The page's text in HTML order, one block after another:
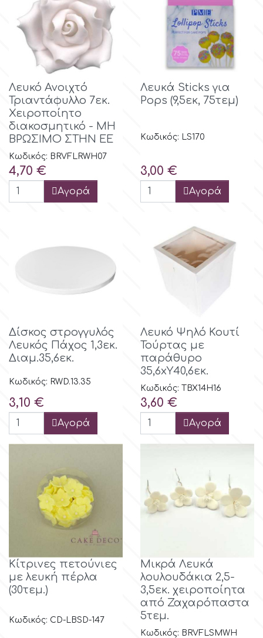
Magic Colours
Manetti
Martellato
Marvelous Molds
o
Olympus Fields
Pavoni
Petal Crafts
PME Cake
Rainbow Dust
Rosie Rose
Λευκό Ανοιχτό
Τριαντάφυλλο 7εκ.
Χειροποίητο
διακοσμητικό - ΜΗ
ΒΡΩΣΙΜΟ ΣΤΗΝ ΕΕ
Κωδικός: BRVFLRWH07
Τιμή
4,70 €
Αγορά
Λευκά Sticks για
Pops (9,5εκ, 75τεμ)
Κωδικός: LS170
Τιμή
3,00 €
Αγορά
Δίσκος στρογγυλός
Λευκός Πάχος 1,3εκ.
Διαμ.35,6εκ.
Κωδικός: RWD.13.35
Τιμή
3,10 €
Αγορά
Λευκό Ψηλό Κουτί
Τούρτας με
παράθυρο
35,6xΥ40,6εκ.
Κωδικός: TBX14H16
Τιμή
3,60 €
Αγορά
Κίτρινες πετούνιες
με λευκή πέρλα
(30τεμ.)
Κωδικός: CD-LBSD-147
Μικρά Λευκά
λουλουδάκια 2,5-
3,5εκ. χειροποίητα
από Ζαχαρόπαστα
5τεμ.
Κωδικός: BRVFLSMWH